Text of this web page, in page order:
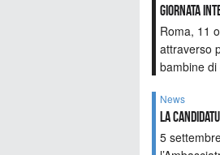
Giornata
Roma, 11
attraverso
bambine di
News
La
5